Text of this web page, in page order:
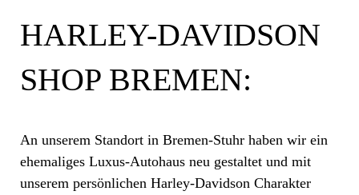
HARLEY-DAVIDSON
SHOP BREMEN:
An unserem Standort in Bremen-Stuhr haben wir ein
ehemaliges Luxus-Autohaus neu gestaltet und mit
unserem persönlichen Harley-Davidson Charakter